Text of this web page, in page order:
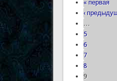
« первая
‹
…
5
6
7
8
9